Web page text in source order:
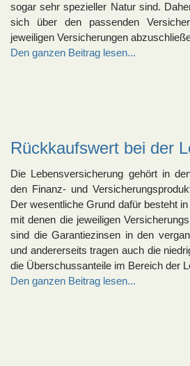
sogar sehr spezieller Natur sind.
sich über den passenden
jeweiligen Versicherungen
Den ganzen Beitrag lesen...
Rückkaufswert bei der
Die Lebensversicherung gehört in
den Finanz- und
Der wesentliche Grund dafür besteht
mit denen die jeweiligen
sind die Garantiezinsen in den
und andererseits tragen auch die
die Überschussanteile im Bereich der
Den ganzen Beitrag lesen...